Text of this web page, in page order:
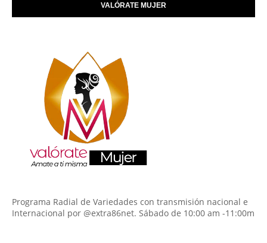
VALÓRATE MUJER
Programa Radial de Variedades con transmisión nacional e
Internacional por @extra86net. Sábado de 10:00 am -11:00m